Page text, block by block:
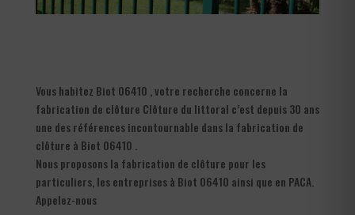
Vous habitez Biot 06410 , votre recherche concerne la
fabrication de clôture Clôture du littoral c’est depuis 30 ans
une des références incontournable dans la fabrication de
clôture à Biot 06410 .
Nous proposons la fabrication de clôture pour les
particuliers, les entreprises à Biot 06410 ainsi que en PACA.
Appelez-nous